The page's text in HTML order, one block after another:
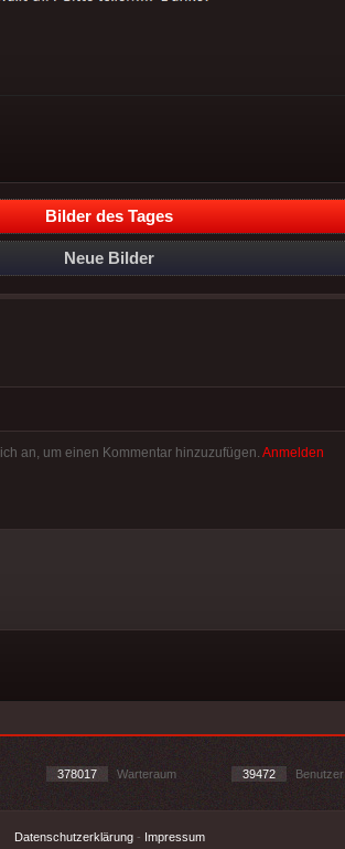
Bilder des Tages
Neue Bilder
an, um einen Kommentar hinzuzufügen. Anmelden
378017 Warteraum 39472 Benutzer
Datenschutzerklärung- Impressum